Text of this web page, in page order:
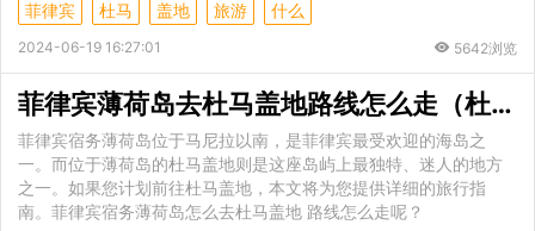
菲律宾 杜马 盖地 旅游 什么
2024-06-19 16:27:01 5642浏览
菲律宾薄荷岛去杜马盖地路线怎么走（杜马盖地的美食）
​菲律宾宿务薄荷岛位于马尼拉以南，是菲律宾最受欢迎的海岛之
一。而位于薄荷岛的杜马盖地则是这座岛屿上最独特、迷人的地方
之一。如果您计划前往杜马盖地，本文将为您提供详细的旅行指
南。菲律宾宿务薄荷岛怎么去杜马盖地 路线怎么走呢？